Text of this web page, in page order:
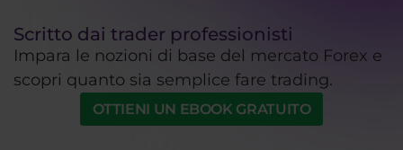
Scritto dai trader professionisti
Impara le nozioni di base del mercato Forex e
scopri quanto sia semplice fare trading.
OTTIENI UN EBOOK GRATUITO